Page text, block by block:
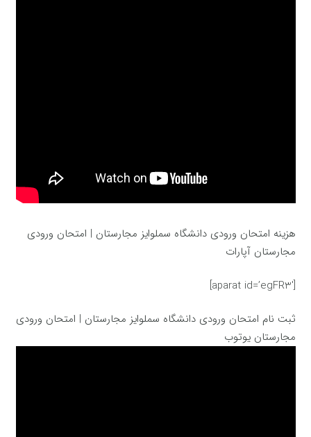
هزینه امتحان ورودی دانشگاه سملوایز مجارستان | امتحان ورودی
مجارستان آپارات
[aparat id=’egFR3′]
ثبت نام امتحان ورودی دانشگاه سملوایز مجارستان | امتحان ورودی
مجارستان یوتوب